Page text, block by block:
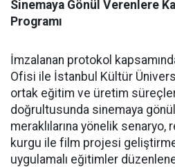
Sinemaya Gönül Verenlere
Programı
İmzalanan protokol
Ofisi ile İstanbul Kültür
ortak eğitim ve üretim
doğrultusunda sinemaya
meraklılarına yönelik
kurgu ile film projesi
uygulamalı eğitimler